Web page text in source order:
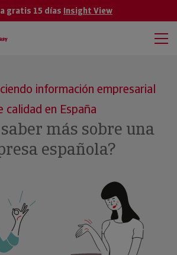
gratis 15 días Insight View
información empresarial
calidad en España
más sobre una
española?